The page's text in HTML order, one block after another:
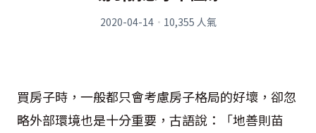
2020-04-14· 10,355 人氣
買房子時，一般都只會考慮房子格局的好壞，卻忽
略外部環境也是十分重要，古語說：「地善則苗